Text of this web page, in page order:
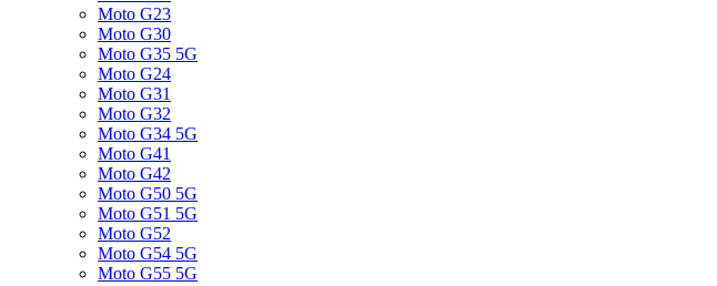
Moto G23
Moto G30
Moto G35 5G
Moto G24
Moto G31
Moto G32
Moto G34 5G
Moto G41
Moto G42
Moto G50 5G
Moto G51 5G
Moto G52
Moto G54 5G
Moto G55 5G